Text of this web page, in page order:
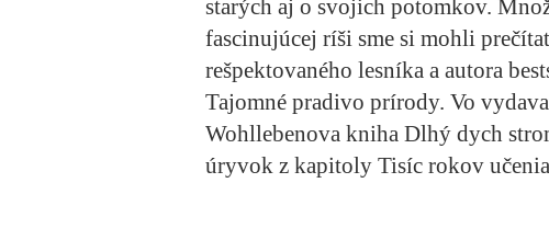
starých aj o svojich potomkov.
fascinujúcej ríši sme si mohli
rešpektovaného lesníka a autora
Tajomné pradivo prírody. Vo
Wohllebenova kniha Dlhý dych
úryvok z kapitoly Tisíc rokov